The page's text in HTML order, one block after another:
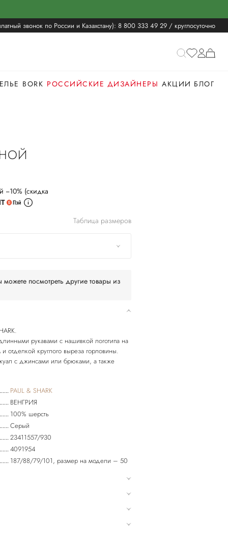
звонок по России и Казахстану): 8 800 333 49 29 / круглосуточно
BORK РОССИЙСКИЕ ДИЗАЙНЕРЫ АКЦИИ БЛОГ
−10% (скидка
Таблица размеров
посмотреть другие товары из
рукавами с нашивкой логотипа на
отделкой круглого выреза горловины.
с джинсами или брюками, а также
PAUL & SHARK
ВЕНГРИЯ
100% шерсть
Серый
23411557/930
4091954
187/88/79/101, размер на модели – 50